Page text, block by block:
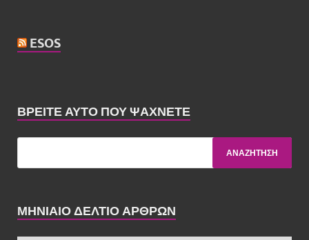
ESOS
ΒΡΕΊΤΕ ΑΥΤΌ ΠΟΥ ΨΆΧΝΕΤΕ
ΜΗΝΙΑΙΟ ΔΕΛΤΙΟ ΑΡΘΡΩΝ